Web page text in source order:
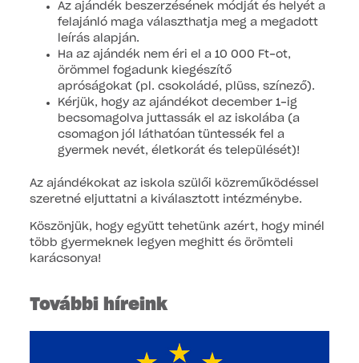
Az ajándék beszerzésének módját és helyét a
felajánló maga választhatja meg a megadott
leírás alapján.
Ha az ajándék nem éri el a 10 000 Ft-ot,
örömmel fogadunk kiegészítő
apróságokat (pl. csokoládé, plüss, színező).
Kérjük, hogy az ajándékot december 1-ig
becsomagolva juttassák el az iskolába (a
csomagon jól láthatóan tüntessék fel a
gyermek nevét, életkorát és települését)!
Az ajándékokat az iskola szülői közreműködéssel
szeretné eljuttatni a kiválasztott intézménybe.
Köszönjük, hogy együtt tehetünk azért, hogy minél
több gyermeknek legyen meghitt és örömteli
karácsonya!
További híreink